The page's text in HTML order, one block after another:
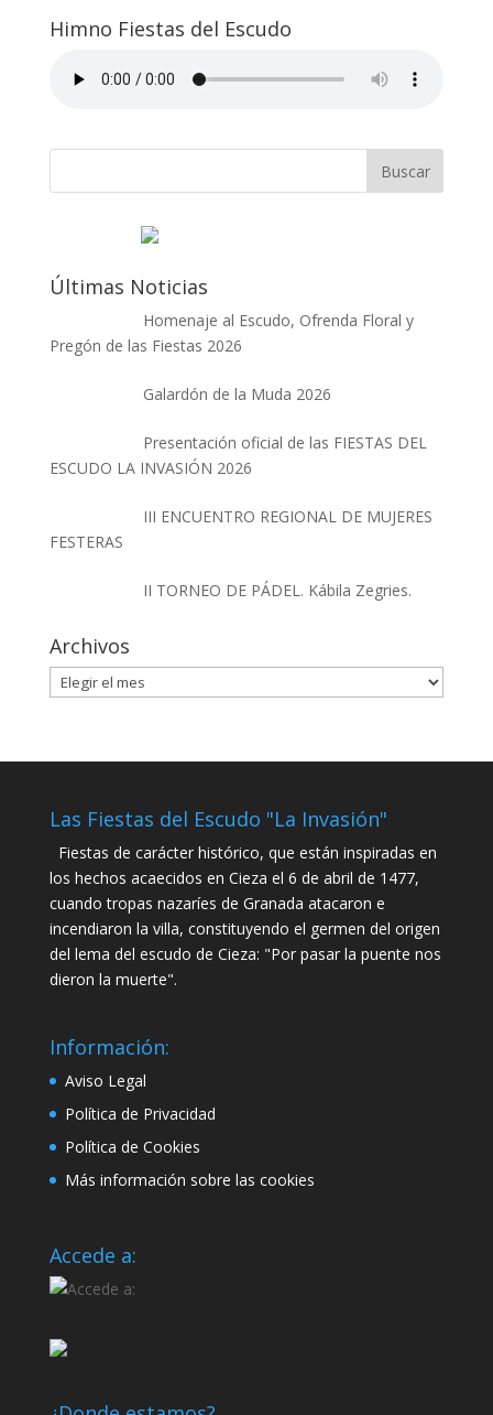
Himno Fiestas del Escudo
Últimas Noticias
Homenaje al Escudo, Ofrenda Floral y
Pregón de las Fiestas 2026
Galardón de la Muda 2026
Presentación oficial de las FIESTAS DEL
ESCUDO LA INVASIÓN 2026
III ENCUENTRO REGIONAL DE MUJERES
FESTERAS
II TORNEO DE PÁDEL. Kábila Zegries.
Archivos
Archivos
Las Fiestas del Escudo "La Invasión"
Fiestas de carácter histórico, que están inspiradas en
los hechos acaecidos en Cieza el 6 de abril de 1477,
cuando tropas nazaríes de Granada atacaron e
incendiaron la villa, constituyendo el germen del origen
del lema del escudo de Cieza: "Por pasar la puente nos
dieron la muerte".
Información:
Aviso Legal
Política de Privacidad
Política de Cookies
Más información sobre las cookies
Accede a: